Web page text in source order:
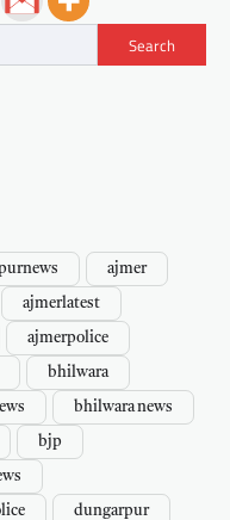
Search
ajmer
ajmerlatest
ajmerpolice
bhilwara
bhilwara news
bjp
dungarpur